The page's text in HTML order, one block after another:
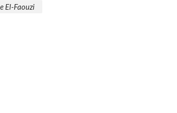
El-Faouzi